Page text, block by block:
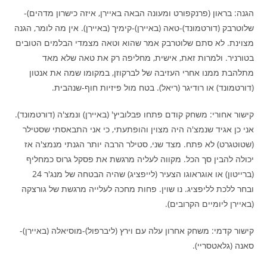
הגנה: בראון (פרנקפורט ומעונה הבאה באיירן, איזה כישרון מדהים)-
שלוטרבק (דורטמונד)-טאה (באיירן)-קימיך (באיירן). אין מה לומר, הגנה
מצוינת. לא סתם שלוטרבק אמר שהוא וטאה מצמדי הבלמים הטובים
בטורניר. ולמרות זאת, אישית, מחליפה רק את טאה שלא מאד
מתלהבת ממנו אחרי העזיבה של לברקוזן, במקומו שמה את אנטון
(דורטמונד) או רודיגר (ריאל). בטח מול פיזיות חוף-שנהבית.
קישור אחורי: משחק קודם פתחו פבלוביץ' (באיירן) ונמצ'ה (דורטמונד).
אני כן אגיד שנמצ'ה היה מצוין והופתעתי, כי אני התבאסתי שסטילר
(שטוטגרט) לא פתח. מצד שני, סטילר הרבה יותר הגנתי מנמצ'ה אז
יכולה להבין סך הכל. מקווה לעליה מרגשת את פסקל גרוס כמחליף
(ברייטון) או אוגראוגו הצעיר (לייפציג) שהיה הבטחה של מנג'ר 24
ובחר ללכת לליפציג. נו שוין. פחות מחכה לעלייה מרגשת של גורצקה
(באיירן ליומיים הקרובים).
קישור קדמי: משחק אחרון עלה עם וירץ (ליברפול)-מוסיאלה (באיירן)-
סאנה (גלאטסריי).